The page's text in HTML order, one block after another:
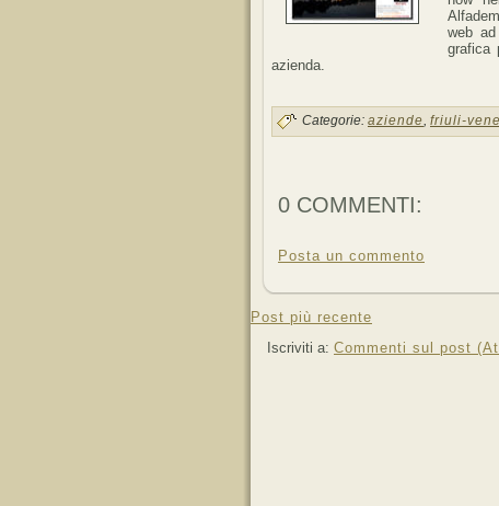
web
grafica
azienda.
Categorie: aziende, friuli-
0 COMMENTI:
Posta un commento
Post più recente
Iscriviti a: Commenti sul post